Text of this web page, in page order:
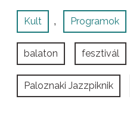
Kult , Programok
balaton fesztivál
Paloznaki Jazzpiknik